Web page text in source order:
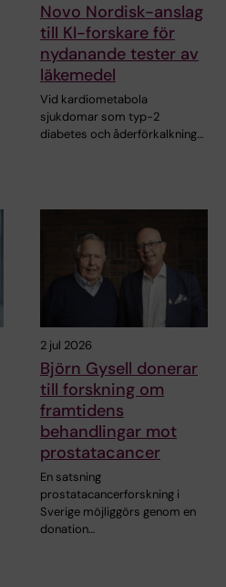
Novo Nordisk-anslag
till KI-forskare för
nydanande tester av
läkemedel
Vid kardiometabola
sjukdomar som typ-2
diabetes och åderförkalkning…
2 jul 2026
Björn Gysell donerar
till forskning om
framtidens
behandlingar mot
prostatacancer
En satsning
prostatacancerforskning i
Sverige möjliggörs genom en
donation…